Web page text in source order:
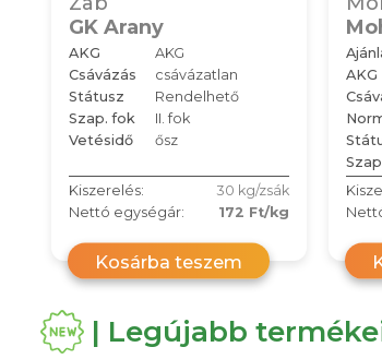
GK Arany
AKG
AKG
Csávázás
csávázatlan
Státusz
Rendelhető
Szap. fok
II. fok
Vetésidő
ősz
Kiszerelés:
30 kg/zsák
Nettó egységár:
172 Ft/kg
Kosárba teszem
AKG
| Legújabb